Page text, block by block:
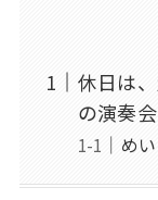
休日は
の演奏
め